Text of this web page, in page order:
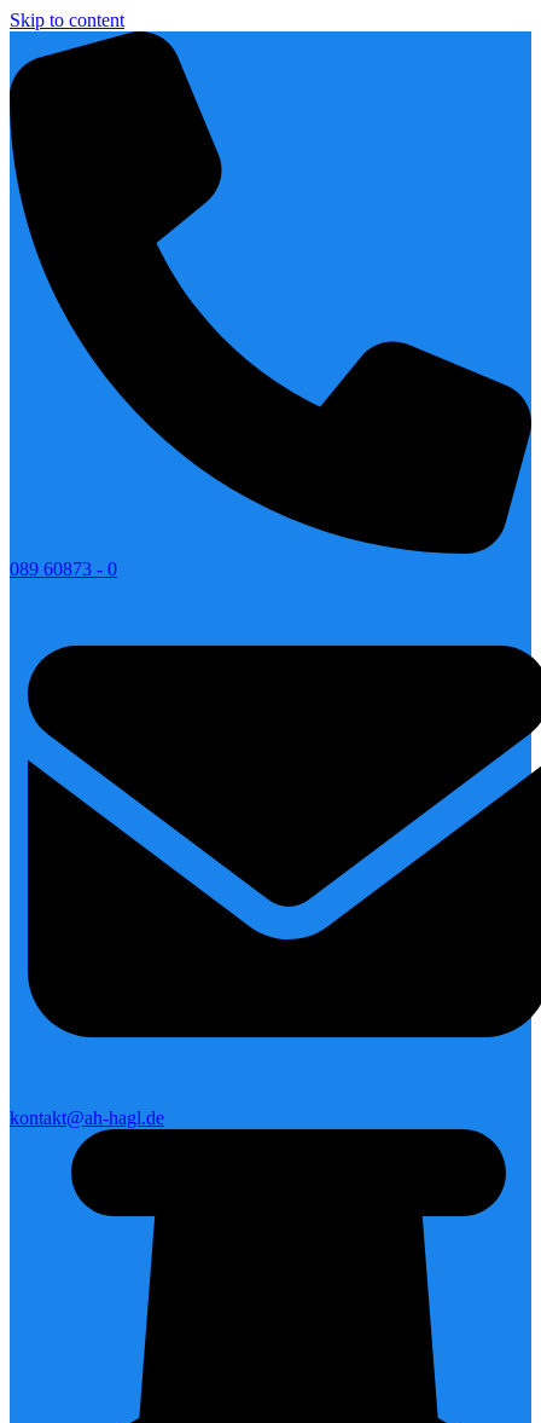
Skip to content
089 60873 - 0
kontakt@ah-hagl.de